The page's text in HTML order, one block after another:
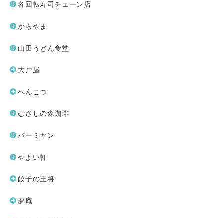
各回転寿司チェーン店
からやま
山田うどん食堂
大戸屋
へんこつ
むさしの森珈琲
バーミヤン
やよい軒
餃子の王将
夢庵